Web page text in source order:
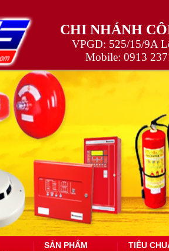
CHI NHÁNH
VPGD: 525/15/9A
Mobile: 0913
SẢN PHẨM
TIÊU